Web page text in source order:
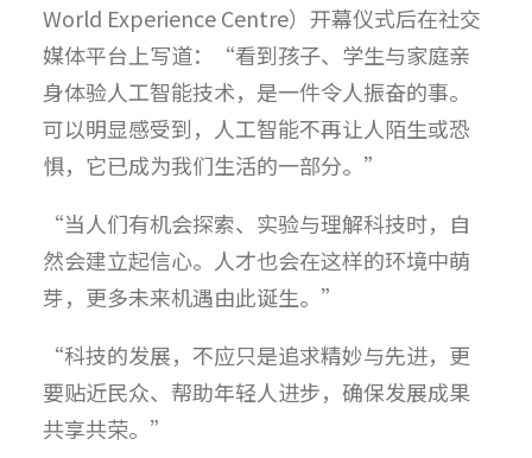
World Experience Centre）开幕仪式后在社交
媒体平台上写道：“看到孩子、学生与家庭亲
身体验人工智能技术，是一件令人振奋的事。
可以明显感受到，人工智能不再让人陌生或恐
惧，它已成为我们生活的一部分。”
“当人们有机会探索、实验与理解科技时，自
然会建立起信心。人才也会在这样的环境中萌
芽，更多未来机遇由此诞生。”
“科技的发展，不应只是追求精妙与先进，更
要贴近民众、帮助年轻人进步，确保发展成果
共享共荣。”